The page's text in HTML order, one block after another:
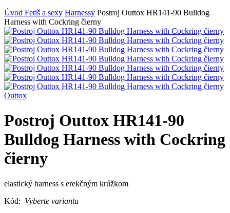
Úvod Fetiš a sexy Harnessy Postroj Outtox HR141-90 Bulldog
Harness with Cockring čierny
Outtox
Postroj Outtox HR141-90
Bulldog Harness with Cockring
čierny
elastický harness s erekčným krúžkom
Kód: Vyberte variantu